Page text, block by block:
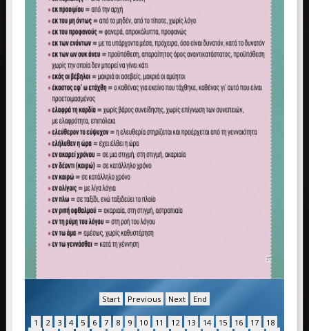
Start Previous Next End
1 2 3 4 5 6 7 8 9 10 11 12 13 14 15 16 17
18